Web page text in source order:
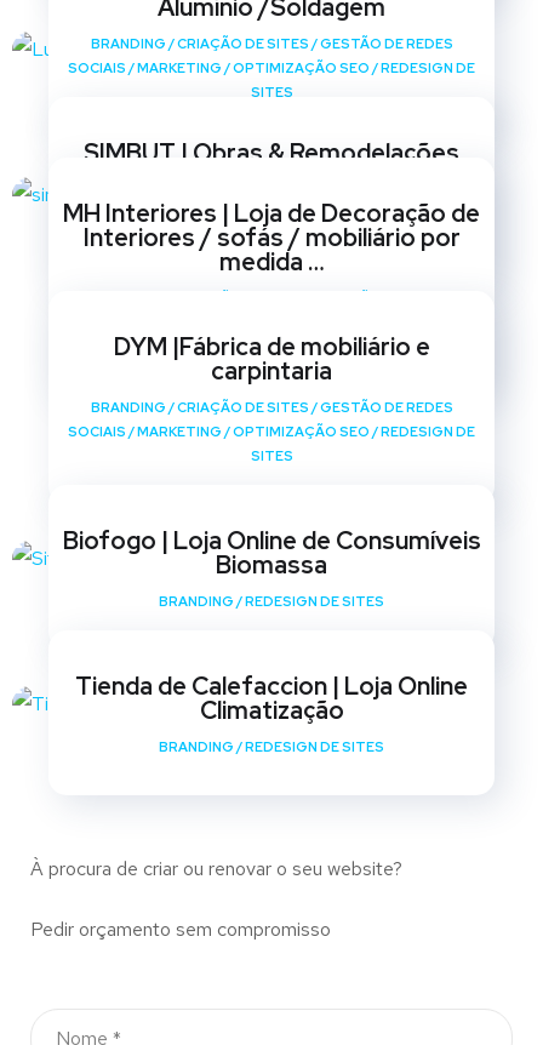
Alumínio /Soldagem
BRANDING /CRIAÇÃO DE SITES /GESTÃO DE REDES
SOCIAIS /MARKETING /OPTIMIZAÇÃO SEO /REDESIGN DE
SITES
SIMBUT | Obras & Remodelações
SOCIAIS /MARKETING OPTIMIZAÇÃO SEO/ REDESIGN DE
SITES
MH Interiores | Loja de Decoração de
Interiores / sofás / mobiliário por
medida …
SITES
DYM |Fábrica de mobiliário e
carpintaria
BRANDING /CRIAÇÃO DE SITES /GESTÃO DE REDES
SOCIAIS /MARKETING /OPTIMIZAÇÃO SEO /REDESIGN DE
SITES
Biofogo | Loja Online de Consumíveis
Biomassa
BRANDING /REDESIGN DE SITES
Tienda de Calefaccion | Loja Online
Climatização
BRANDING /REDESIGN DE SITES
À procura de criar ou renovar o seu website?
Pedir orçamento sem compromisso